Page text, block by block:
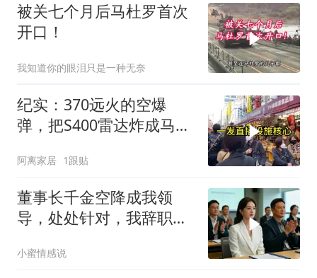
被关七个月后马杜罗首次
开口！
我知道你的眼泪只是一种无奈
纪实：370远火的空爆
弹，把S400雷达炸成马蜂
了
阿离家居 1跟贴
董事长千金空降成我领
导，处处针对，我辞职
小蜜情感说